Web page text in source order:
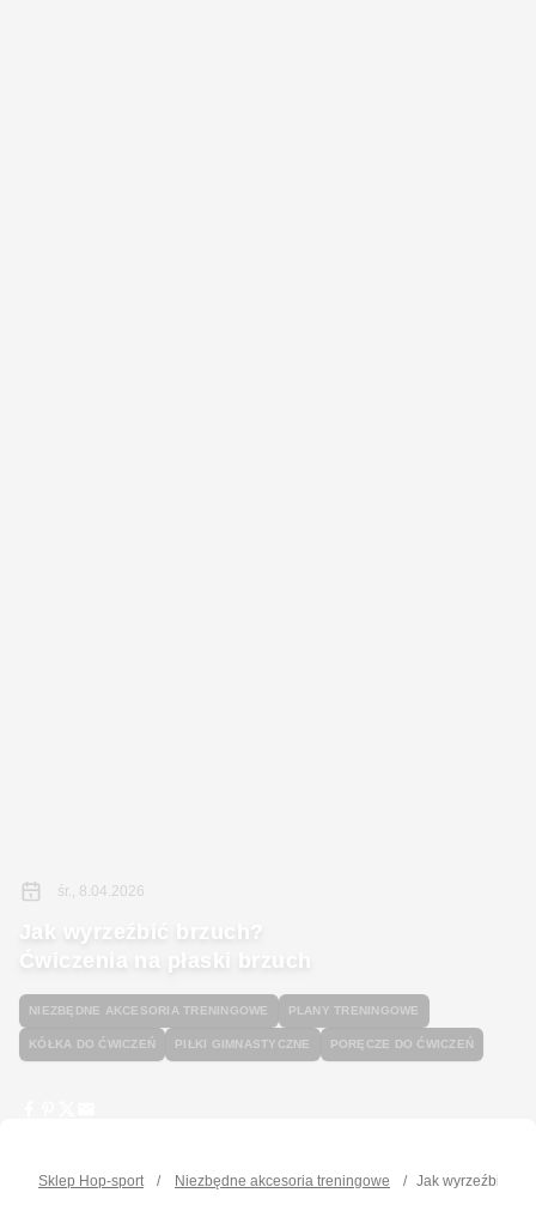
śr., 8.04.2026
Jak wyrzeźbić brzuch?
Ćwiczenia na płaski brzuch
NIEZBĘDNE AKCESORIA TRENINGOWE PLANY TRENINGOWE
KÓŁKA DO ĆWICZEŃ PIŁKI GIMNASTYCZNE PORĘCZE DO ĆWICZEŃ
Sklep Hop-sport / Niezbędne akcesoria treningowe / Jak wyrzeźbić